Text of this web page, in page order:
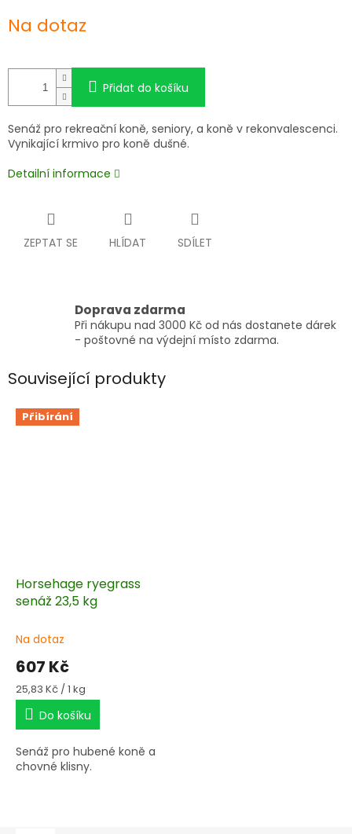
Na dotaz
Přidat do košíku
Senáž pro rekreační koně, seniory, a koně v rekonvalescenci.
Vynikající krmivo pro koně dušné.
Detailní informace
ZEPTAT SE HLÍDAT SDÍLET
Doprava zdarma
Při nákupu nad 3000 Kč od nás dostanete dárek
- poštovné na výdejní místo zdarma.
Související produkty
Přibírání
Horsehage ryegrass
senáž 23,5 kg
Na dotaz
607 Kč
Měrná
cena:
25,83 Kč / 1 kg
Do košíku
Senáž pro hubené koně a
chovné klisny.